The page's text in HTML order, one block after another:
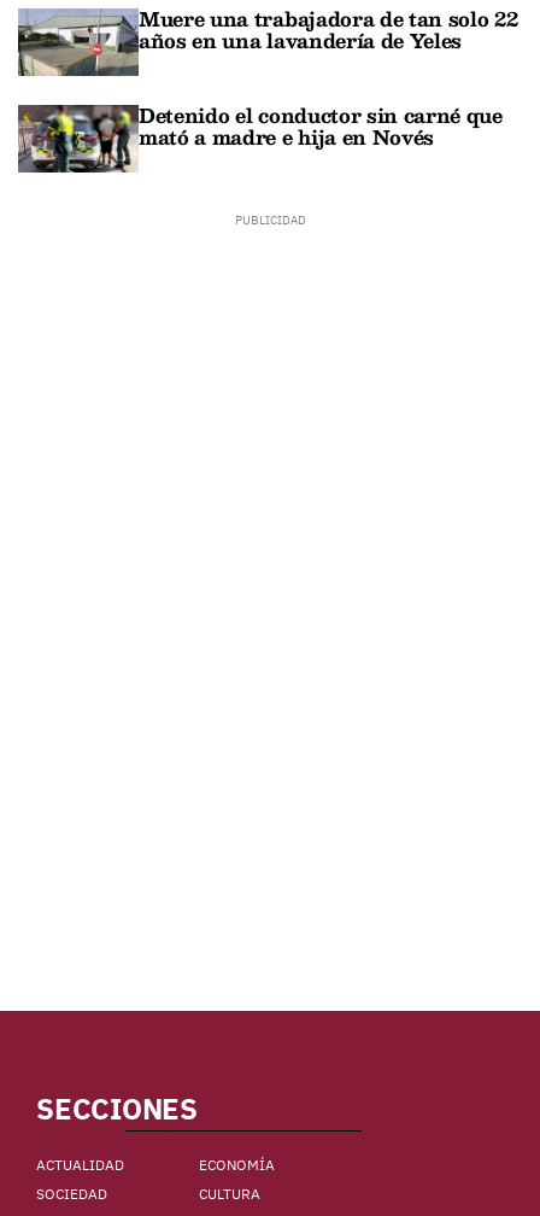
Muere una trabajadora de tan solo 22
años en una lavandería de Yeles
Detenido el conductor sin carné que
mató a madre e hija en Novés
SECCIONES
ACTUALIDAD
ECONOMÍA
SOCIEDAD
CULTURA